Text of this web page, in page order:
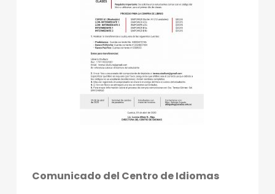
Comunicado del Centro de Idiomas